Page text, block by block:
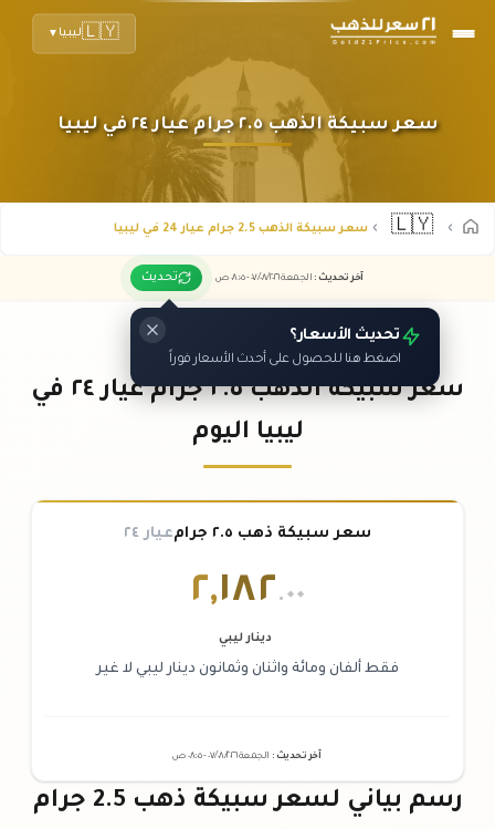
🇱🇾ليبيا ▼
سعر سبيكة الذهب ٢.٥ جرام عيار ٢٤ في ليبيا
🇱🇾 سعر سبيكة الذهب 2.5 جرام عيار 24 في ليبيا
آخر تحديث : الجمعة ٠٧ /٠٨/٢٠٢٦ - ٠٨:٠٥ ص تحديث
تحديث الأسعار؟
اضغط هنا للحصول على أحدث الأسعار فوراً
سعر سبيكة الذهب ٢.٥ جرام عيار ٢٤ في
ليبيا اليوم
سعر سبيكة ذهب ٢.٥ جرام عيار ٢٤
٢,١٨٢.٠٠
دينار ليبي
فقط ألفان ومائة واثنان وثمانون دينار ليبي لا غير
آخر تحديث : الجمعة ٠٧ /٠٨/٢٠٢٦ - ٠٨:٠٥ ص
رسم بياني لسعر سبيكة ذهب 2.5 جرام